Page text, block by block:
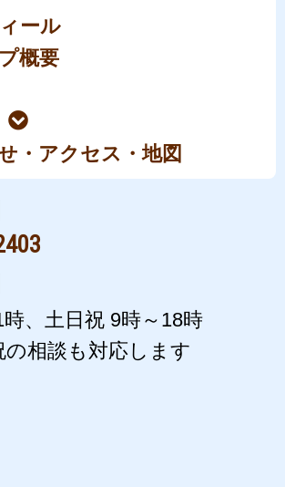
ール
概要
・アクセス・地図
、土日祝 9時～18時
の相談も対応します